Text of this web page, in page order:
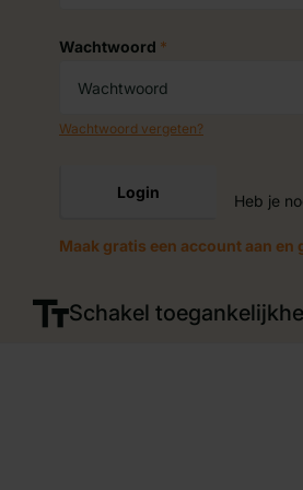
Wachtwoord *
Wachtwoord vergeten?
Login Heb je
Maak gratis een account aan
Schakel